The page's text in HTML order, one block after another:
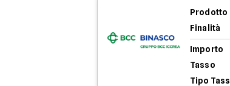
Prodotto
Finalità
Importo
Tasso
Tipo